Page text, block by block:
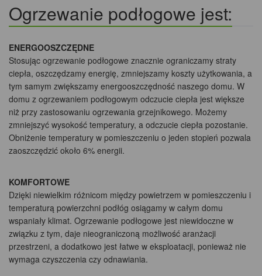
Ogrzewanie podłogowe jest:
ENERGOOSZCZĘDNE
Stosując ogrzewanie podłogowe znacznie ograniczamy straty
ciepła, oszczędzamy energię, zmniejszamy koszty użytkowania, a
tym samym zwiększamy energooszczędność naszego domu. W
domu z ogrzewaniem podłogowym odczucie ciepła jest większe
niż przy zastosowaniu ogrzewania grzejnikowego. Możemy
zmniejszyć wysokość temperatury, a odczucie ciepła pozostanie.
Obniżenie temperatury w pomieszczeniu o jeden stopień pozwala
zaoszczędzić około 6% energii.
KOMFORTOWE
Dzięki niewielkim różnicom między powietrzem w pomieszczeniu i
temperaturą powierzchni podłóg osiągamy w całym domu
wspaniały klimat. Ogrzewanie podłogowe jest niewidoczne w
związku z tym, daje nieograniczoną możliwość aranżacji
przestrzeni, a dodatkowo jest łatwe w eksploatacji, ponieważ nie
wymaga czyszczenia czy odnawiania.